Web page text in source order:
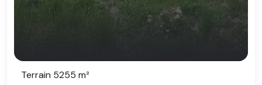
Terrain 5255 m²